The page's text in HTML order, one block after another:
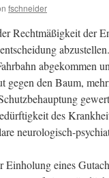
fschneider
Rechtmäßigkeit der
abgekommen
gegen den Baum,
des
neurologisch-
eines